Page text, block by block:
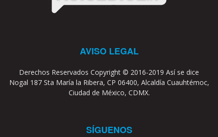
AVISO LEGAL
Derechos Reservados Copyright © 2016-2019 Así se dice
Nogal 187 Sta María la Ribera, CP 06400, Alcaldía Cuauhtémoc,
Ciudad de México, CDMX.
SÍGUENOS